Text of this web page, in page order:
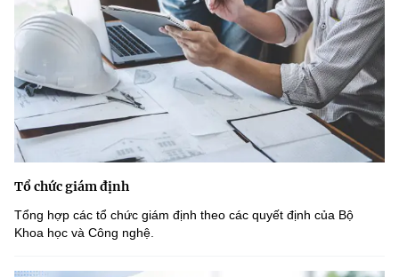
Tổ chức giám định
Tổng hợp các tổ chức giám định theo các quyết định của Bộ
Khoa học và Công nghệ.